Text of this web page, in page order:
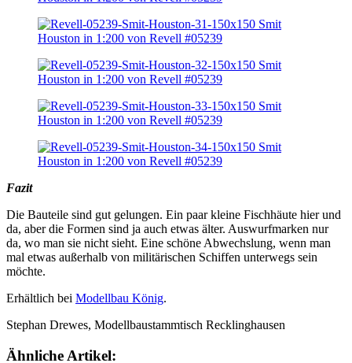
Fazit
Die Bauteile sind gut gelungen. Ein paar kleine Fischhäute hier und
da, aber die Formen sind ja auch etwas älter. Auswurfmarken nur
da, wo man sie nicht sieht. Eine schöne Abwechslung, wenn man
mal etwas außerhalb von militärischen Schiffen unterwegs sein
möchte.
Erhältlich bei Modellbau König.
Stephan Drewes, Modellbaustammtisch Recklinghausen
Ähnliche Artikel: